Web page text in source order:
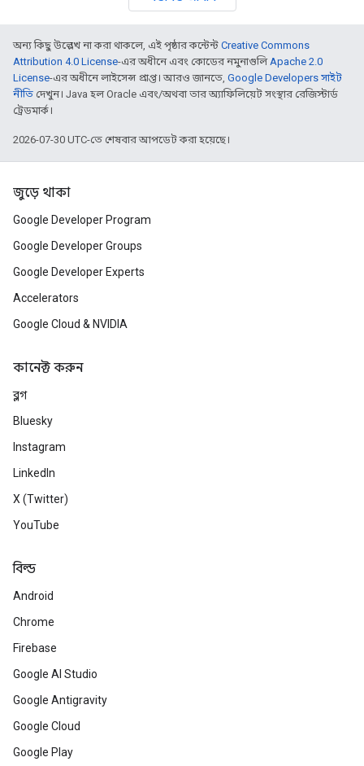
অন্য কিছু উল্লেখ না করা থাকলে, এই পৃষ্ঠার কন্টেন্ট Creative Commons
Attribution 4.0 License-এর অধীনে এবং কোডের নমুনাগুলিApache 2.0
License-এর অধীনে লাইসেন্স প্রাপ্ত। আরও জানতে, Google Developers সাইট
নীতি দেখুন। Java হল Oracle এবং/অথবা তার অ্যাফিলিয়েট সংস্থার রেজিস্টার্ড
ট্রেডমার্ক।
2026-07-30 UTC-তে শেষবার আপডেট করা হয়েছে।
জুড়ে থাকা
Google Developer Program
Google Developer Groups
Google Developer Experts
Accelerators
Google Cloud & NVIDIA
কানেক্ট করুন
ব্লগ
Bluesky
Instagram
LinkedIn
X (Twitter)
YouTube
বিল্ড
Android
Chrome
Firebase
Google AI Studio
Google Antigravity
Google Cloud
Google Play